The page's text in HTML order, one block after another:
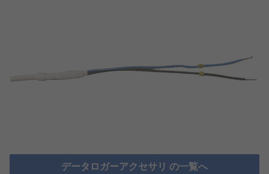
データロガーアクセサリ の一覧へ